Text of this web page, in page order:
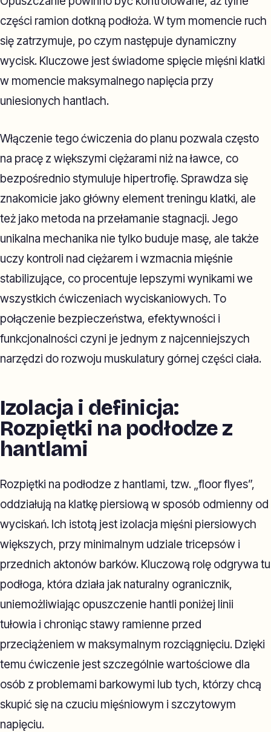
części ramion dotkną podłoża. W tym momencie ruch
się zatrzymuje, po czym następuje dynamiczny
wycisk. Kluczowe jest świadome spięcie mięśni klatki
w momencie maksymalnego napięcia przy
uniesionych hantlach.
Włączenie tego ćwiczenia do planu pozwala często
na pracę z większymi ciężarami niż na ławce, co
bezpośrednio stymuluje hipertrofię. Sprawdza się
znakomicie jako główny element treningu klatki, ale
też jako metoda na przełamanie stagnacji. Jego
unikalna mechanika nie tylko buduje masę, ale także
uczy kontroli nad ciężarem i wzmacnia mięśnie
stabilizujące, co procentuje lepszymi wynikami we
wszystkich ćwiczeniach wyciskaniowych. To
połączenie bezpieczeństwa, efektywności i
funkcjonalności czyni je jednym z najcenniejszych
narzędzi do rozwoju muskulatury górnej części ciała.
Izolacja i definicja:
Rozpiętki na podłodze z
hantlami
Rozpiętki na podłodze z hantlami, tzw. „floor flyes”,
oddziałują na klatkę piersiową w sposób odmienny od
wyciskań. Ich istotą jest izolacja mięśni piersiowych
większych, przy minimalnym udziale tricepsów i
przednich aktonów barków. Kluczową rolę odgrywa tu
podłoga, która działa jak naturalny ogranicznik,
uniemożliwiając opuszczenie hantli poniżej linii
tułowia i chroniąc stawy ramienne przed
przeciążeniem w maksymalnym rozciągnięciu. Dzięki
temu ćwiczenie jest szczególnie wartościowe dla
osób z problemami barkowymi lub tych, którzy chcą
skupić się na czuciu mięśniowym i szczytowym
napięciu.